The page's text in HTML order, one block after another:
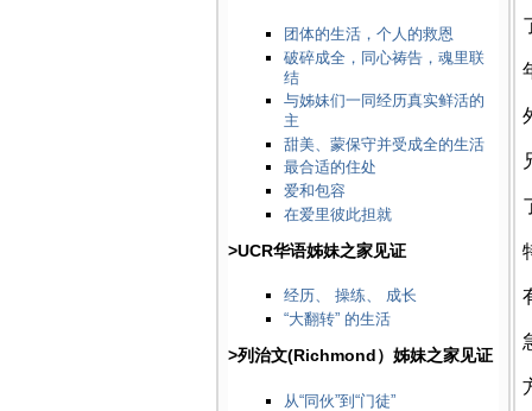
团体的生活，个人的救恩
破碎成全，同心祷告，魂里联
结
与姊妹们一同经历真实鲜活的
主
甜美、蒙保守并受成全的生活
最合适的住处
爱和包容
在爱里彼此担就
>UCR华语姊妹之家见证
经历、 操练、 成长
“大翻转” 的生活
>列治文(Richmond）姊妹之家见证
从“同伙”到“门徒”